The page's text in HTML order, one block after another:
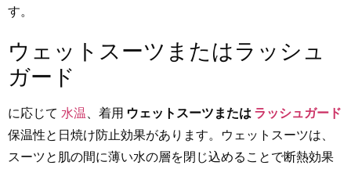
す。
ウェットスーツまたはラッシュ
ガード
に応じて 水温、着用 ウェットスーツまたはラッシュガード
保温性と日焼け防止効果があります。ウェットスーツは、
スーツと肌の間に薄い水の層を閉じ込めることで断熱効果